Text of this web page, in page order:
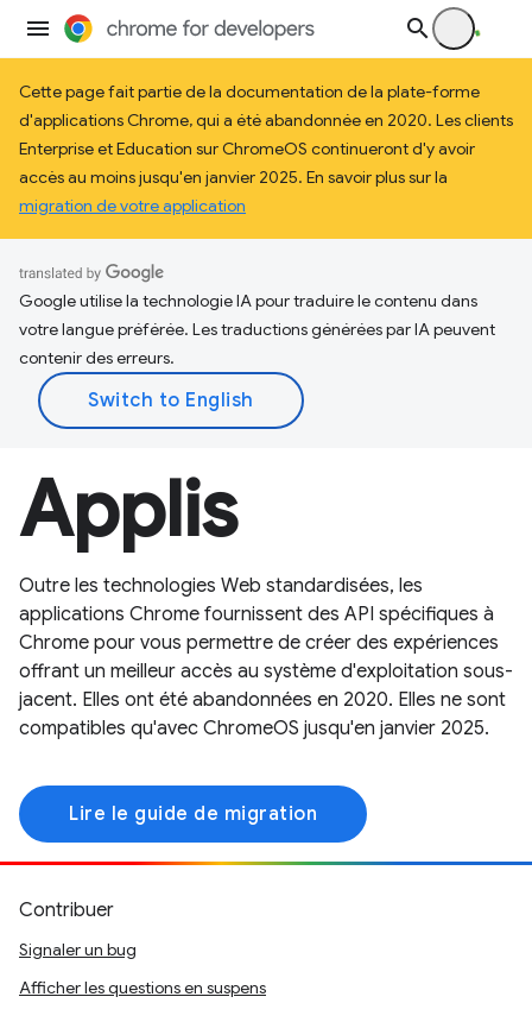
Cette page fait partie de la documentation de la plate-forme
d'applications Chrome, qui a été abandonnée en 2020. Les clients
Enterprise et Education sur ChromeOS continueront d'y avoir
accès au moins jusqu'en janvier 2025. En savoir plus sur la
migration de votre application
Google utilise la technologie IA pour traduire le contenu dans
votre langue préférée. Les traductions générées par IA peuvent
contenir des erreurs.
Applis
Outre les technologies Web standardisées, les
applications Chrome fournissent des API spécifiques à
Chrome pour vous permettre de créer des expériences
offrant un meilleur accès au système d'exploitation sous-
jacent. Elles ont été abandonnées en 2020. Elles ne sont
compatibles qu'avec ChromeOS jusqu'en janvier 2025.
Lire le guide de migration
Contribuer
Signaler un bug
Afficher les questions en suspens